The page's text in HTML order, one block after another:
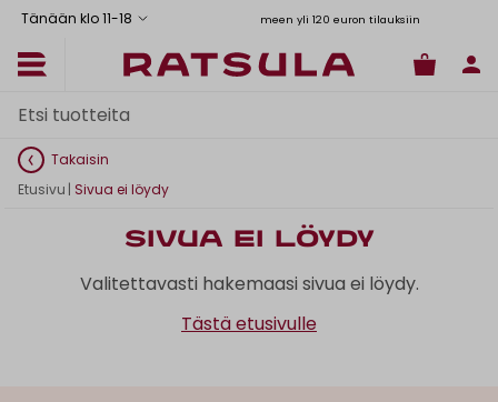
Tänään klo 11-18
Toimituskulut alk. 6,90€
Ilmainen toimitus Manner-Suomeen yli 120 euron tilauksiin
Takaisin
Etusivu | Sivua ei löydy
Sivua ei löydy
Valitettavasti hakemaasi sivua ei löydy.
Tästä etusivulle